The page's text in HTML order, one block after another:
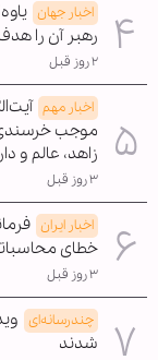
اخبار جهان
رهبر آن را
۲ روز قبل
اخبار مهم
موجب خرسندی
زاهد، عالم
۳ روز قبل
اخبار ایران
خطای
۳ روز قبل
چندرسانه‌ای
شدند